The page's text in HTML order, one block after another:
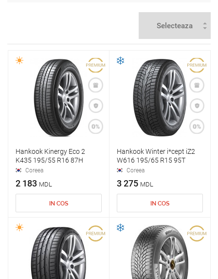
Hankook Kinergy Eco 2
K435 195/55 R16 87H
Coreea
2 183 MDL
IN COS
Hankook Winter i*cept iZ2
W616 195/65 R15 95T
Coreea
3 275 MDL
IN COS